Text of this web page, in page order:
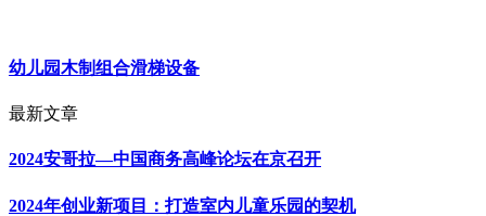
幼儿园木制组合滑梯设备
最新文章
2024安哥拉—中国商务高峰论坛在京召开
2024年创业新项目：打造室内儿童乐园的契机